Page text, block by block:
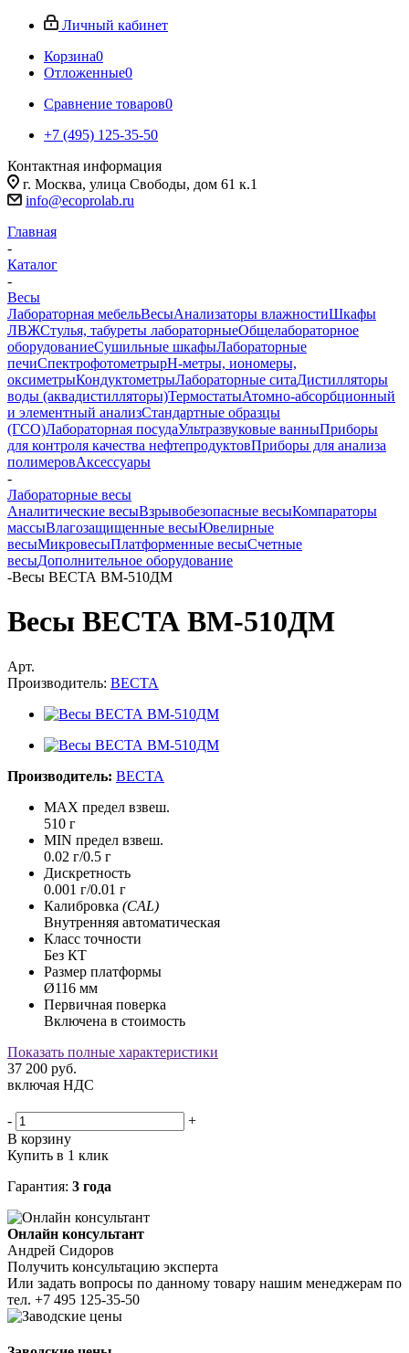
Личный кабинет
Корзина0
Отложенные0
Сравнение товаров0
+7 (495) 125-35-50
Контактная информация
г. Москва, улица Свободы, дом 61 к.1
info@ecoprolab.ru
Главная
-
Каталог
-
Весы
Лабораторная мебельВесыАнализаторы влажностиШкафы
ЛВЖСтулья, табуреты лабораторныеОбщелабораторное
оборудованиеСушильные шкафыЛабораторные
печиСпектрофотометрыpH-метры, иономеры,
оксиметрыКондуктометрыЛабораторные ситаДистилляторы
воды (аквадистилляторы)ТермостатыАтомно-абсорбционный
и элементный анализСтандартные образцы
(ГСО)Лабораторная посудаУльтразвуковые ванныПриборы
для контроля качества нефтепродуктовПриборы для анализа
полимеровАксессуары
-
Лабораторные весы
Аналитические весыВзрывобезопасные весыКомпараторы
массыВлагозащищенные весыЮвелирные
весыМикровесыПлатформенные весыСчетные
весыДополнительное оборудование
-Весы ВЕСТА ВМ-510ДМ
Весы ВЕСТА ВМ-510ДМ
Арт.
Производитель: ВЕСТА
Производитель: ВЕСТА
MAX предел взвеш.
510 г
MIN предел взвеш.
0.02 г/0.5 г
Дискретность
0.001 г/0.01 г
Калибровка (CAL)
Внутренняя автоматическая
Класс точности
Без КТ
Размер платформы
Ø116 мм
Первичная поверка
Включена в стоимость
Показать полные характеристики
37 200 руб.
включая НДС
-
+
В корзину
Купить в 1 клик
Гарантия: 3 года
Онлайн консультант
Андрей Сидоров
Получить консультацию эксперта
Или задать вопросы по данному товару нашим менеджерам по
тел. +7 495 125-35-50